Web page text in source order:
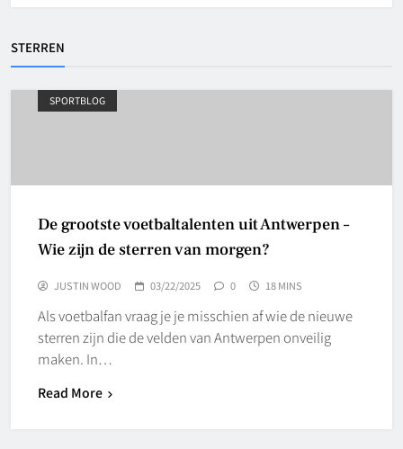
STERREN
SPORTBLOG
De grootste voetbaltalenten uit Antwerpen –
Wie zijn de sterren van morgen?
JUSTIN WOOD 03/22/2025 0 18 MINS
Als voetbalfan vraag je je misschien af wie de nieuwe
sterren zijn die de velden van Antwerpen onveilig
maken. In…
Read More